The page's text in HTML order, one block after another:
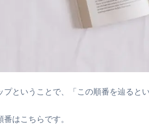
プということで、「この順番を辿ると
はこちらです。